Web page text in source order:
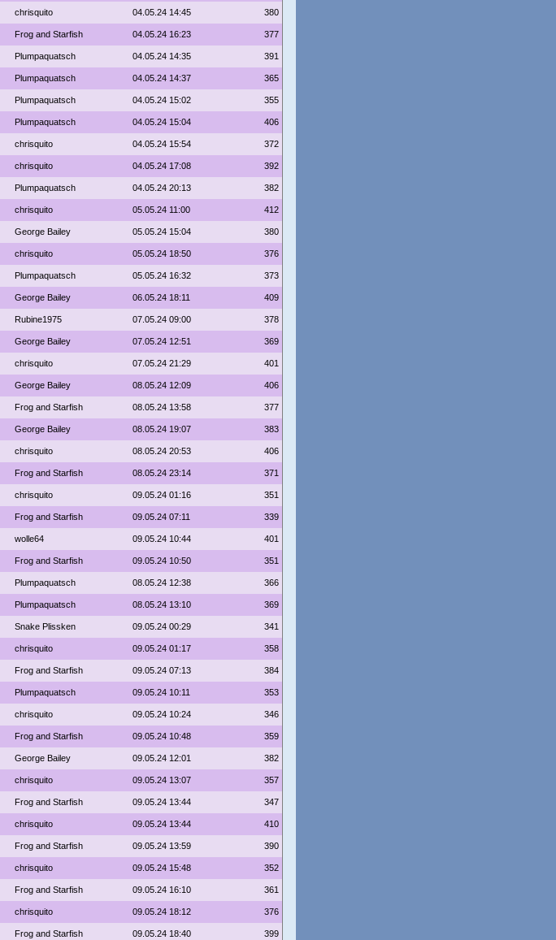
chrisquito 04.05.24 14:45 380
Frog and Starfish 04.05.24 16:23 377
Plumpaquatsch 04.05.24 14:35 391
Plumpaquatsch 04.05.24 14:37 365
Plumpaquatsch 04.05.24 15:02 355
Plumpaquatsch 04.05.24 15:04 406
chrisquito 04.05.24 15:54 372
chrisquito 04.05.24 17:08 392
Plumpaquatsch 04.05.24 20:13 382
chrisquito 05.05.24 11:00 412
George Bailey 05.05.24 15:04 380
chrisquito 05.05.24 18:50 376
Plumpaquatsch 05.05.24 16:32 373
George Bailey 06.05.24 18:11 409
Rubine1975 07.05.24 09:00 378
George Bailey 07.05.24 12:51 369
chrisquito 07.05.24 21:29 401
George Bailey 08.05.24 12:09 406
Frog and Starfish 08.05.24 13:58 377
George Bailey 08.05.24 19:07 383
chrisquito 08.05.24 20:53 406
Frog and Starfish 08.05.24 23:14 371
chrisquito 09.05.24 01:16 351
Frog and Starfish 09.05.24 07:11 339
wolle64 09.05.24 10:44 401
Frog and Starfish 09.05.24 10:50 351
Plumpaquatsch 08.05.24 12:38 366
Plumpaquatsch 08.05.24 13:10 369
Snake Plissken 09.05.24 00:29 341
chrisquito 09.05.24 01:17 358
Frog and Starfish 09.05.24 07:13 384
Plumpaquatsch 09.05.24 10:11 353
chrisquito 09.05.24 10:24 346
Frog and Starfish 09.05.24 10:48 359
George Bailey 09.05.24 12:01 382
chrisquito 09.05.24 13:07 357
Frog and Starfish 09.05.24 13:44 347
chrisquito 09.05.24 13:44 410
Frog and Starfish 09.05.24 13:59 390
chrisquito 09.05.24 15:48 352
Frog and Starfish 09.05.24 16:10 361
chrisquito 09.05.24 18:12 376
Frog and Starfish 09.05.24 18:40 399